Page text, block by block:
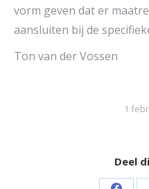
vorm geven dat er
aansluiten bij de
Ton van der Vossen
1
Deel